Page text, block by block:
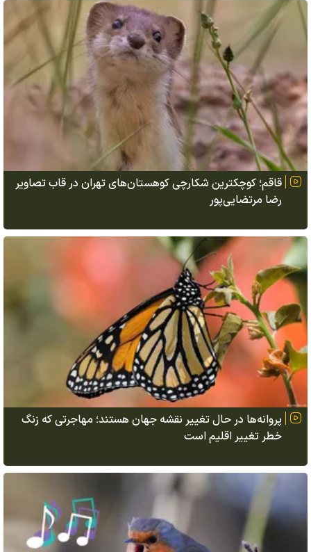
قاقم؛ کوچکترین شکارچی کوهستان‌های تهران در قاب تصاویر
رضا مرتضایی‌پور
پروانه‌ها در حال تغییر نقشه جهان هستند؛ مهاجرتی که زنگ
خطر تغییر اقلیم است